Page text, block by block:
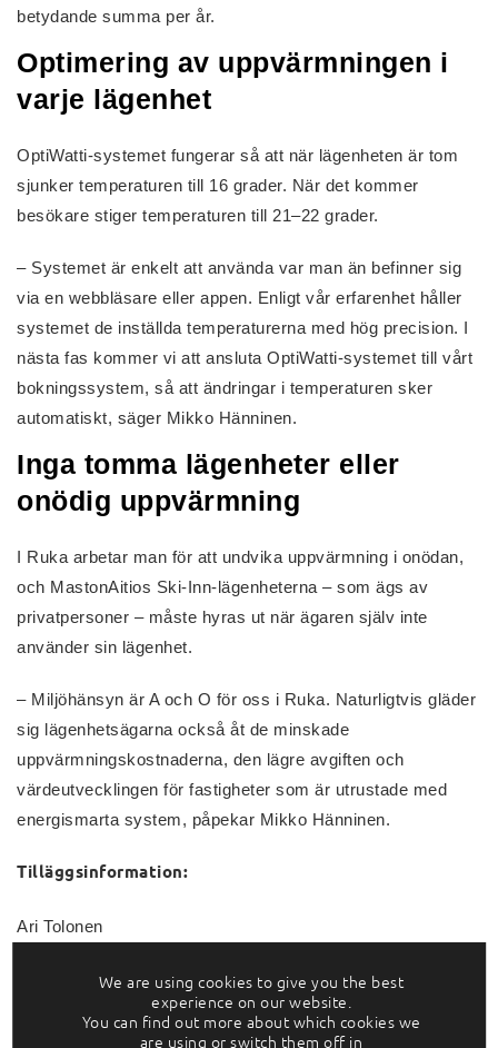
betydande summa per år.
Optimering av uppvärmningen i
varje lägenhet
OptiWatti-systemet fungerar så att när lägenheten är tom
sjunker temperaturen till 16 grader. När det kommer
besökare stiger temperaturen till 21–22 grader.
– Systemet är enkelt att använda var man än befinner sig
via en webbläsare eller appen. Enligt vår erfarenhet håller
systemet de inställda temperaturerna med hög precision. I
nästa fas kommer vi att ansluta OptiWatti-systemet till vårt
bokningssystem, så att ändringar i temperaturen sker
automatiskt, säger Mikko Hänninen.
Inga tomma lägenheter eller
onödig uppvärmning
I Ruka arbetar man för att undvika uppvärmning i onödan,
och MastonAitios Ski-Inn-lägenheterna – som ägs av
privatpersoner – måste hyras ut när ägaren själv inte
använder sin lägenhet.
– Miljöhänsyn är A och O för oss i Ruka. Naturligtvis gläder
sig lägenhetsägarna också åt de minskade
uppvärmningskostnaderna, den lägre avgiften och
värdeutvecklingen för fastigheter som är utrustade med
energismarta system, påpekar Mikko Hänninen.
Tilläggsinformation:
Ari Tolonen
OptiWatti Oy
Tel: +358 44 044 1001
We are using cookies to give you the best
experience on our website.
You can find out more about which cookies we
are using or switch them off in